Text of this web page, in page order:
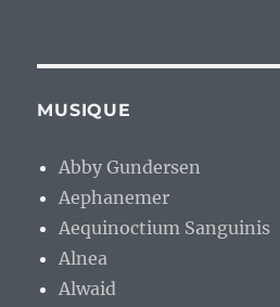
MUSIQUE
Abby Gundersen
Aephanemer
Aequinoctium Sanguinis
Alnea
Alwaid